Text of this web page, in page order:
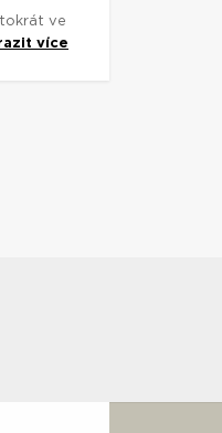
ve
více